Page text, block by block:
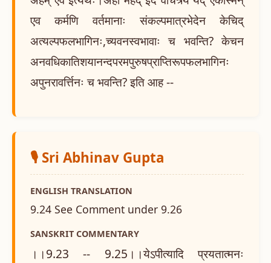
एव कर्मणि वर्तमानाः संकल्पमात्रभेदेन केचिद्
अत्यल्पफलभागिनः,च्यवनस्वभावाः च भवन्ति? केचन
अनवधिकातिशयानन्दपरमपुरुषप्राप्तिरूपफलभागिनः
अपुनरावर्त्तिनः च भवन्ति? इति आह --
🎙️ Sri Abhinav Gupta
ENGLISH TRANSLATION
9.24 See Comment under 9.26
SANSKRIT COMMENTARY
।।9.23 -- 9.25।।येऽपीत्यादि प्रयतात्मनः